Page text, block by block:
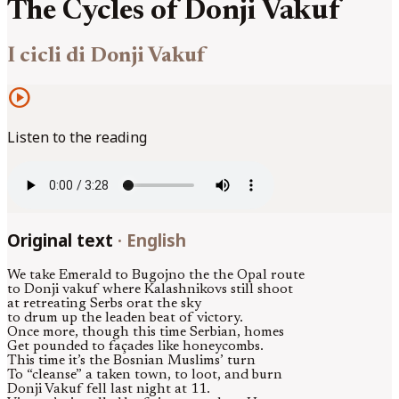
The Cycles of Donji Vakuf
I cicli di Donji Vakuf
play_circle
Listen to the reading
Original text · English
We take Emerald to Bugojno the the Opal route
to Donji vakuf where Kalashnikovs still shoot
at retreating Serbs orat the sky
to drum up the leaden beat of victory.
Once more, though this time Serbian, homes
Get pounded to façades like honeycombs.
This time it’s the Bosnian Muslims’ turn
To “cleanse” a taken town, to loot, and burn
Donji Vakuf fell last night at 11.